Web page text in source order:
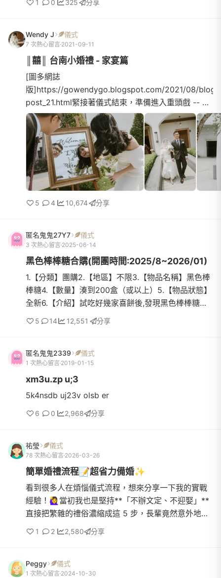
1 0 325 分享
Wendy J 儀式
7 次熱心留言 2021-09-11
║囍║ 台南小婚禮 - 家宴篇
[圖多網誌
版]https://gowendygo.blogspot.com/2021/08/blog-
post_21.html緊接著儀式結束，準備進入重頭戲 -- 家
宴啦！有人說，對以往參加喜宴的記憶點其實就只有
「吃」，其他什麼精心安排的橋段情節都會忘光，只
剩下...
5 4 10,674 分享
匿名鬼鬼27Y7 儀式
3 次熱心留言 2025-06-14
黑色棒棒糖合購(開團時間:2025/8~2026/01)
1.【分類】團購2.【地區】不限3.【物品名稱】黑色棒
棒糖4.【數量】湊到200盒（或以上）5.【物品狀態】
全新6.【介紹】試吃好幾家喜餅後,發現黑色棒棒糖最
實惠價格也很公道於是想找新人一起合購有更優惠的
5 14 12,551 分享
匿名鬼鬼2339 儀式
1 次熱心留言 2019-01-15
xm3u.zp u;3
5k4nsdb uj23v olsb er
6 0 2,968 分享
祐瑩 儀式
78 次熱心留言 2026-03-26
簡單婚禮流程📝超省力備婚✨
看到很多人在煩惱儀式流程，想來分享一下我的實戰
經驗！🙋‍♀️當初我也是堅持**「不辦文定、不迎娶」**
直接把繁雜的禮俗濃縮成這 5 步，長輩竟然意外地沒
意見，大家可以參考：⚠️補充 :「祭祖」可省略，我的
1 2 2,580 分享
Peggy 儀式
1 次熱心留言 2024-10-30